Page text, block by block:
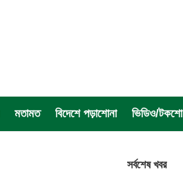
মতামত বিদেশে পড়াশোনা ভিডিও/টকশো
সর্বশেষ খবর